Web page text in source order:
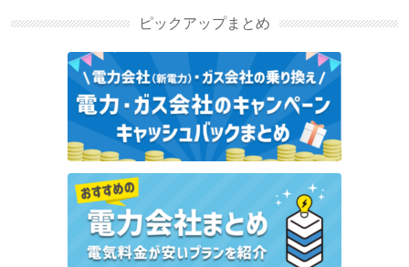
二度目の電力会社切り替えで3拠点の電気代約250万
ビルの電気代削減】
法人 法人の電気代削減事例
細かく丁寧な説明で不安を払しょくできました。ビー
ル醸造所の電気代を年間230万円削減予定！【製造工
場・電気代削減事例】
法人 法人の電気代削減事例
予想を上回る年間電気代1,700万円を削減予定！安心
して電力会社の切り替えができました【工場・電気代
ピックアップまとめ